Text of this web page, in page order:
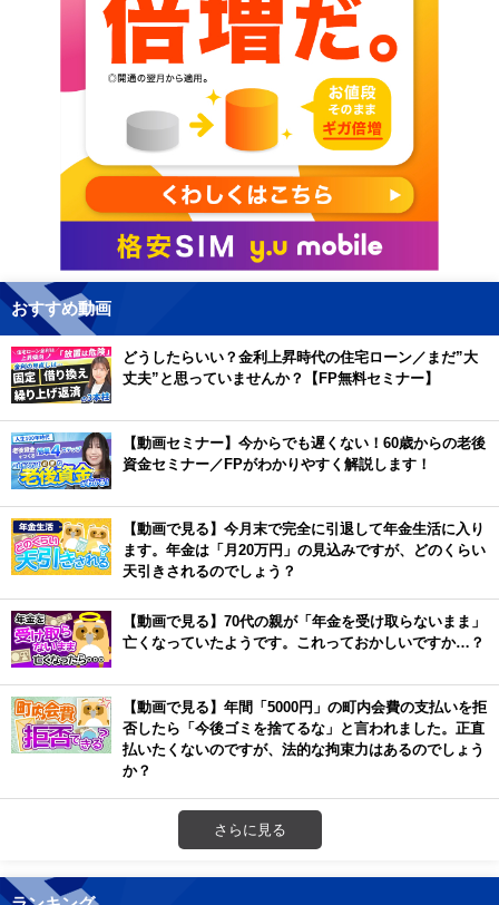
おすすめ動画
どうしたらいい？金利上昇時代の住宅ローン／まだ”大
丈夫”と思っていませんか？【FP無料セミナー】
【動画セミナー】今からでも遅くない！60歳からの老後
資金セミナー／FPがわかりやすく解説します！
【動画で見る】今月末で完全に引退して年金生活に入り
ます。年金は「月20万円」の見込みですが、どのくらい
天引きされるのでしょう？
【動画で見る】70代の親が「年金を受け取らないまま」
亡くなっていたようです。これっておかしいですか…？
【動画で見る】年間「5000円」の町内会費の支払いを拒
否したら「今後ゴミを捨てるな」と言われました。正直
払いたくないのですが、法的な拘束力はあるのでしょう
か？
さらに見る